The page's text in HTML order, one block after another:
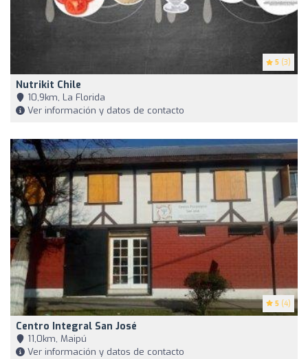
5 (3)
Nutrikit Chile
10,9km, La Florida
Ver información y datos de contacto
5 (4)
Centro Integral San José
11,0km, Maipú
Ver información y datos de contacto